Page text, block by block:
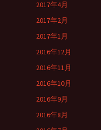
2017年4月
2017年2月
2017年1月
2016年12月
2016年11月
2016年10月
2016年9月
2016年8月